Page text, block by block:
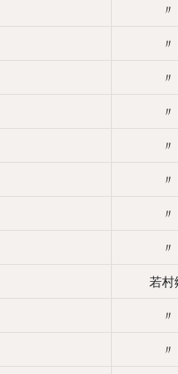
〃
〃
〃
〃
〃
〃
〃
〃
若村
〃
〃